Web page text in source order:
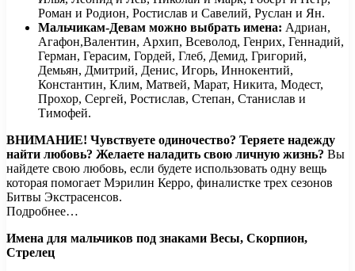
Роман и Родион, Ростислав и Савелий, Руслан и Ян.
Мальчикам-Девам можно выбрать имена: Адриан,
Агафон,Валентин, Архип, Всеволод, Генрих, Геннадий,
Герман, Герасим, Гордей, Глеб, Демид, Григорий,
Демьян, Дмитрий, Денис, Игорь, Иннокентий,
Константин, Клим, Матвей, Марат, Никита, Модест,
Прохор, Сергей, Ростислав, Степан, Станислав и
Тимофей.
ВНИМАНИЕ! Чувствуете одиночество? Теряете надежду
найти любовь? Желаете наладить свою личную жизнь? Вы
найдете свою любовь, если будете использовать одну вещь
которая помогает Мэрилин Керро, финалистке трех сезонов
Битвы Экстрасенсов.
Подробнее…
Имена для мальчиков под знаками Весы, Скорпион,
Стрелец